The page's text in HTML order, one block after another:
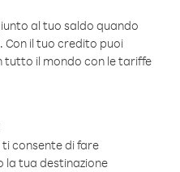
al tuo saldo quando
il tuo credito puoi
tutto il mondo con le tariffe
consente di fare
la tua destinazione